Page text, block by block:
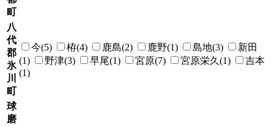
町
八
代
郡
氷
川
町
今(5) 栫(4) 鹿島(2) 鹿野(1) 島地(3)
新田
(1)
野津(3) 早尾(1) 宮原(7) 宮原栄久(1)
吉本
(1)
球
磨